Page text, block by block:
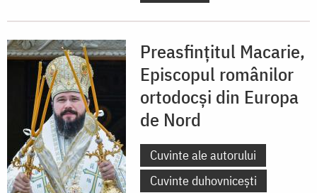
Preasfințitul Macarie,
Episcopul românilor
ortodocși din Europa
de Nord
Cuvinte ale autorului
Cuvinte duhovnicești